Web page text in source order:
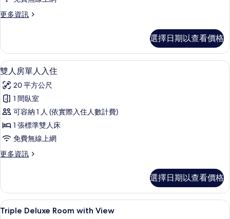
有
更多資訊
更
with
View
的
情
選擇日期以查看價格
顯
示
雙
人
房
單
人
入
的
所
有
高級寢具、羽絨被、迷你吧、客房內保
9
雙人房單人入住
20 平方公尺
1 間臥室
可容納 1 人 (依實際入住人數計費)
1 張標準雙人床
免費無線上網
更多資訊
更
房
單
人
選擇日期以查看價格
顯
高級寢具、羽絨被、迷你吧、客房內保
5
Triple Deluxe Room with View